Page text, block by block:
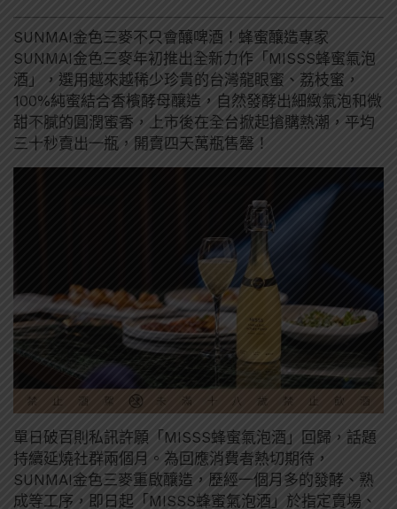
SUNMAI金色三麥不只會釀啤酒！蜂蜜釀造專家
SUNMAI金色三麥年初推出全新力作「MISSS蜂蜜氣泡
酒」，選用越來越稀少珍貴的台灣龍眼蜜、荔枝蜜，
100%純蜜結合香檳酵母釀造，自然發酵出細緻氣泡和微
甜不膩的圓潤蜜香，上市後在全台掀起搶購熱潮，平均
三十秒賣出一瓶，開賣四天萬瓶售罄！
單日破百則私訊許願「MISSS蜂蜜氣泡酒」回歸，話題
持續延燒社群兩個月。為回應消費者熱切期待，
SUNMAI金色三麥重啟釀造，歷經一個月多的發酵、熟
成等工序，即日起「MISSS蜂蜜氣泡酒」於指定賣場、